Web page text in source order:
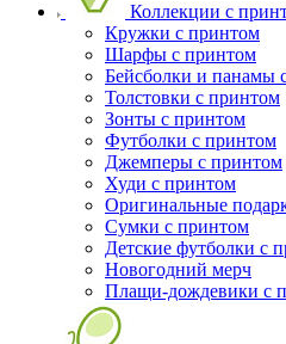
Коллекции с
Кружки с принтом
Шарфы с принтом
Бейсболки и панамы
Толстовки с принтом
Зонты с принтом
Футболки с принтом
Джемперы с принтом
Худи с принтом
Оригинальные
Сумки с принтом
Детские футболки с
Новогодний мерч
Плащи-дождевики с